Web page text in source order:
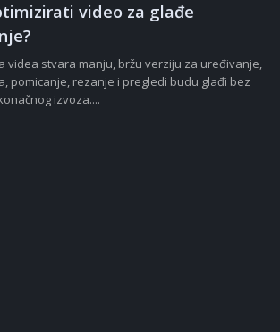
video za glađe
videa stvara manju, bržu verziju za uređivanje,
pomicanje, rezanje i pregledi budu glađi bez
izvoza....